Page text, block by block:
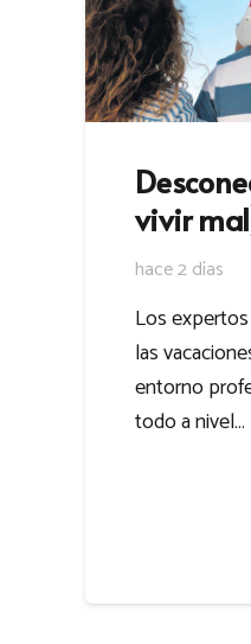
vivir
hace 2 días
Los
las
entorno
todo a nivel…